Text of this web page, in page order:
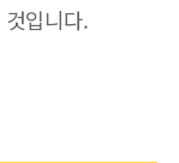
입니다.